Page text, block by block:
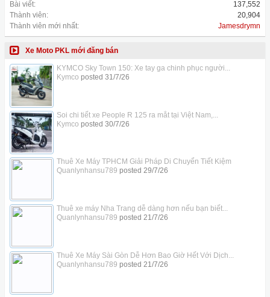
Bài viết:
137,552
Thành viên:
20,904
Thành viên mới nhất:
Jamesdrymn
Xe Moto PKL mới đăng bán
KYMCO Sky Town 150: Xe tay ga chinh phục người...
Kymco posted 31/7/26
Soi chi tiết xe People R 125 ra mắt tại Việt Nam,...
Kymco posted 30/7/26
Thuê Xe Máy TPHCM Giải Pháp Di Chuyển Tiết Kiệm
Quanlynhansu789 posted 29/7/26
Thuê xe máy Nha Trang dễ dàng hơn nếu bạn biết...
Quanlynhansu789 posted 21/7/26
Thuê Xe Máy Sài Gòn Dễ Hơn Bao Giờ Hết Với Dịch...
Quanlynhansu789 posted 21/7/26